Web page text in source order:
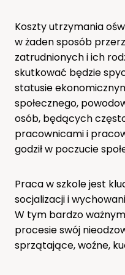
Koszty utrzymania
w żaden sposób
zatrudnionych i ich
skutkować będzie
statusie
społecznego,
osób, będących
pracownicami i
godził w poczucie
Praca w szkole jest
socjalizacji i
W tym bardzo
procesie swój
sprzątające, woźne,